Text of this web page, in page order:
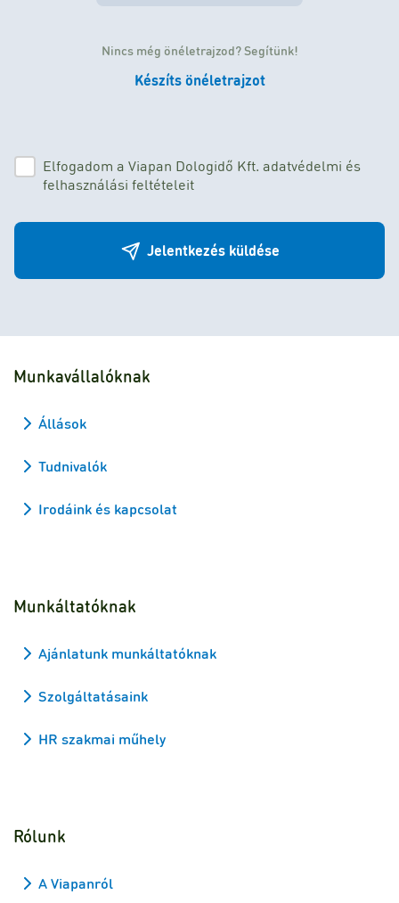
Nincs még önéletrajzod? Segítünk!
Készíts önéletrajzot
Elfogadom a Viapan Dologidő Kft. adatvédelmi és
felhasználási feltételeit
Jelentkezés küldése
Munkavállalóknak
Állások
Tudnivalók
Irodáink és kapcsolat
Munkáltatóknak
Ajánlatunk munkáltatóknak
Szolgáltatásaink
HR szakmai műhely
Rólunk
A Viapanról